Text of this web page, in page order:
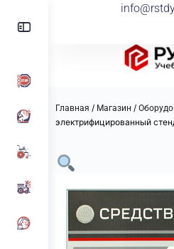
Главная / Магазин /
электрифицированный